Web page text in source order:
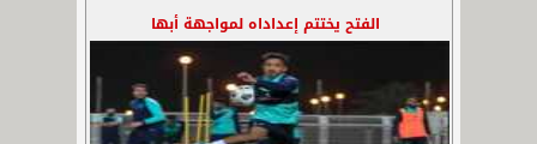
الفتح يختتم إعداداه لمواجهة أبها